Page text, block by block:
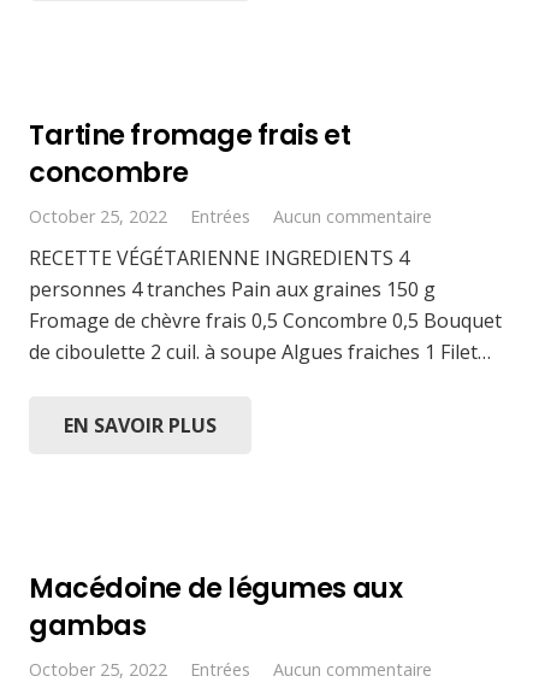
Tartine fromage frais et
concombre
October 25, 2022 Entrées Aucun commentaire
RECETTE VÉGÉTARIENNE INGREDIENTS 4
personnes 4 tranches Pain aux graines 150 g
Fromage de chèvre frais 0,5 Concombre 0,5 Bouquet
de ciboulette 2 cuil. à soupe Algues fraiches 1 Filet…
EN SAVOIR PLUS
Macédoine de légumes aux
gambas
October 25, 2022 Entrées Aucun commentaire